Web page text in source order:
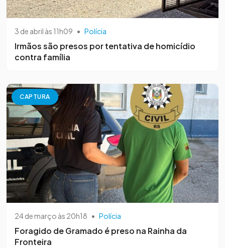
3 de abril às 11h09 • Polícia
Irmãos são presos por tentativa de homicídio
contra família
CAPTURA
24 de março às 20h18 • Polícia
Foragido de Gramado é preso na Rainha da
Fronteira